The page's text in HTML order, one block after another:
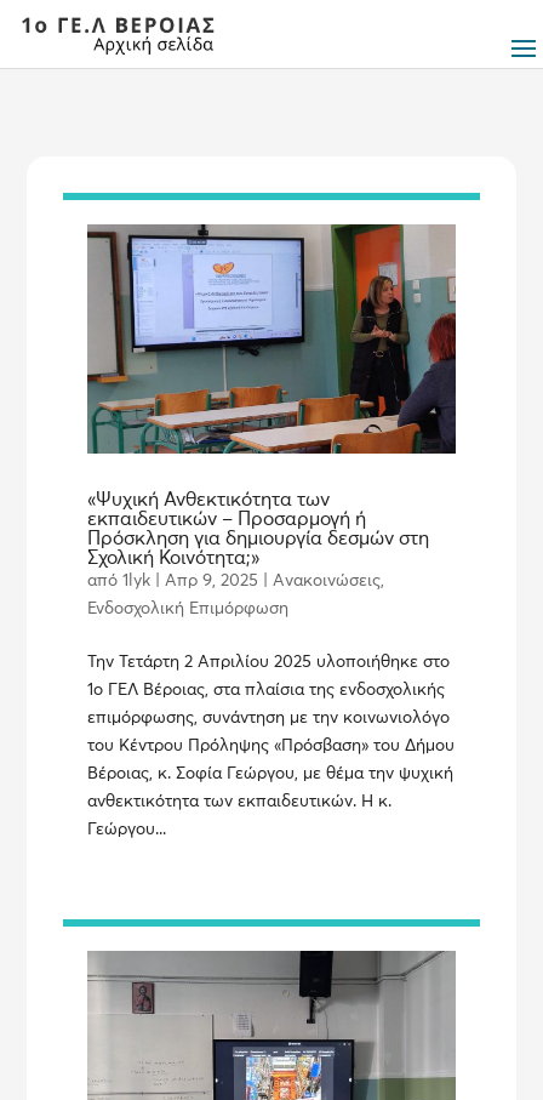
«Ψυχική Ανθεκτικότητα των
εκπαιδευτικών – Προσαρμογή ή
Πρόσκληση για δημιουργία δεσμών στη
Σχολική Κοινότητα;»
από1lyk |Απρ 9, 2025 |Ανακοινώσεις,
Ενδοσχολική Επιμόρφωση
Την Τετάρτη 2 Απριλίου 2025 υλοποιήθηκε στο
1ο ΓΕΛ Βέροιας, στα πλαίσια της ενδοσχολικής
επιμόρφωσης, συνάντηση με την κοινωνιολόγο
του Κέντρου Πρόληψης «Πρόσβαση» του Δήμου
Βέροιας, κ. Σοφία Γεώργου, με θέμα την ψυχική
ανθεκτικότητα των εκπαιδευτικών. Η κ.
Γεώργου...